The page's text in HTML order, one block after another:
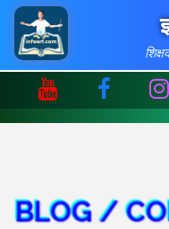
BLOG /